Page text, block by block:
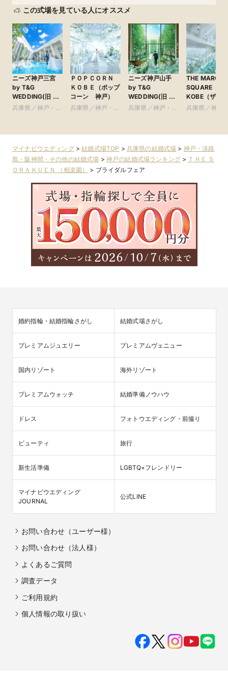
この式場を見ている人にオススメ
ニーズ神戸三宮
by T&G
WEDDING(旧 ベ
イサイド迎賓館
兵庫県／神戸・淡
ＰＯＰＣＯＲＮ
ＫＯＢＥ（ポップ
コーン 神戸）
兵庫県／神戸・淡
ニーズ神戸山手
by T&G
WEDDING(旧 山
手迎賓館 神戸)
兵庫県／神戸・淡
THE MARCUS
SQUARE
KOBE（ザマ
ススクエアコ
兵庫県／神戸
マイナビウエディング>結婚式場TOP > 兵庫県の結婚式場 > 神戸・淡路
島・阪神間・その他の結婚式場 > 神戸の結婚式場ランキング> ＴＨＥ Ｓ
ＯＲＡＫＵＥＮ （相楽園）
> ブライダルフェア
婚約指輪・結婚指輪さがし 結婚式場さがし
プレミアムジュエリー プレミアムヴェニュー
国内リゾート 海外リゾート
プレミアムウォッチ 結婚準備ノウハウ
ドレス フォトウエディング・前撮り
ビューティ 旅行
新生活準備 LGBTQ+フレンドリー
マイナビウエディング
JOURNAL
公式LINE
お問い合わせ（ユーザー様）
お問い合わせ（法人様）
よくあるご質問
調査データ
ご利用規約
個人情報の取り扱い